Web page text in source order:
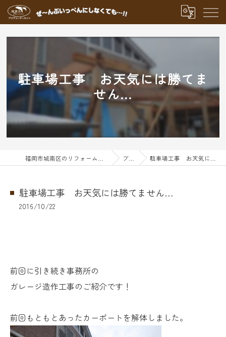
駐車場工事 お天気には勝てま
せん…
ブログ 駐車場工事 お天気には勝てません…
駐車場工事 お天気には勝てません…
2016/10/22
前回に引き続き事務所の
ガレージ造作工事のご紹介です！
前回もともとあったカーポートを解体しました。